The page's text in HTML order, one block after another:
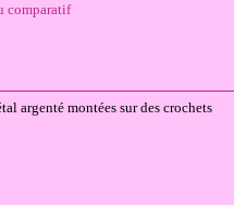
comparatif
argenté montées sur des crochets